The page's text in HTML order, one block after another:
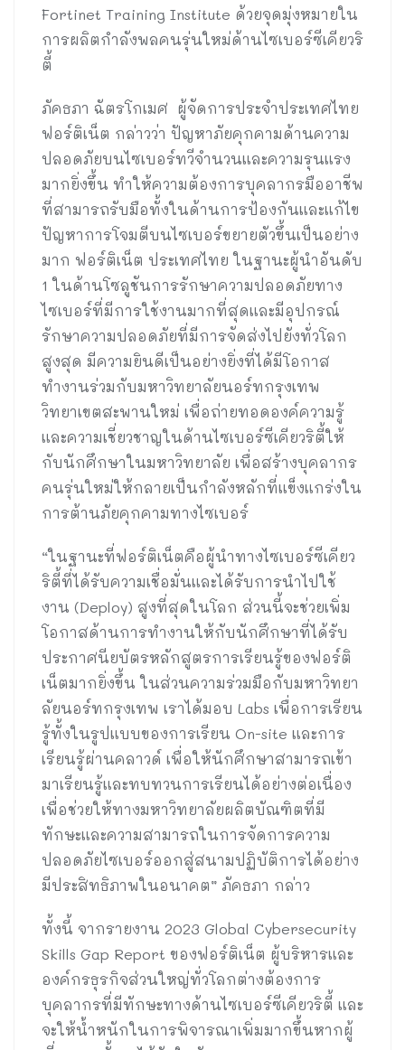
Fortinet Training Institute ด้วยจุดมุ่งหมายใน
การผลิตกำลังพลคนรุ่นใหม่ด้านไซเบอร์ซีเคียวริ
ตี้
ภัคธภา ฉัตรโกเมศ ผู้จัดการประจำประเทศไทย
ฟอร์ติเน็ต กล่าวว่า ปัญหาภัยคุกคามด้านความ
ปลอดภัยบนไซเบอร์ทวีจำนวนและความรุนแรง
มากยิ่งขึ้น ทำให้ความต้องการบุคลากรมืออาชีพ
ที่สามารถรับมือทั้งในด้านการป้องกันและแก้ไข
ปัญหาการโจมตีบนไซเบอร์ขยายตัวขึ้นเป็นอย่าง
มาก ฟอร์ติเน็ต ประเทศไทย ในฐานะผู้นำอันดับ
1 ในด้านโซลูชันการรักษาความปลอดภัยทาง
ไซเบอร์ที่มีการใช้งานมากที่สุดและมีอุปกรณ์
รักษาความปลอดภัยที่มีการจัดส่งไปยังทั่วโลก
สูงสุด มีความยินดีเป็นอย่างยิ่งที่ได้มีโอกาส
ทำงานร่วมกับมหาวิทยาลัยนอร์ทกรุงเทพ
วิทยาเขตสะพานใหม่ เพื่อถ่ายทอดองค์ความรู้
และความเชี่ยวชาญในด้านไซเบอร์ซีเคียวริตี้ให้
กับนักศึกษาในมหาวิทยาลัย เพื่อสร้างบุคลากร
คนรุ่นใหม่ให้กลายเป็นกำลังหลักที่แข็งแกร่งใน
การต้านภัยคุกคามทางไซเบอร์
“ในฐานะที่ฟอร์ติเน็ตคือผู้นำทางไซเบอร์ซีเคียว
ริตี้ที่ได้รับความเชื่อมั่นและได้รับการนำไปใช้
งาน (Deploy) สูงที่สุดในโลก ส่วนนี้จะช่วยเพิ่ม
โอกาสด้านการทำงานให้กับนักศึกษาที่ได้รับ
ประกาศนียบัตรหลักสูตรการเรียนรู้ของฟอร์ติ
เน็ตมากยิ่งขึ้น ในส่วนความร่วมมือกับมหาวิทยา
ลัยนอร์ทกรุงเทพ เราได้มอบ Labs เพื่อการเรียน
รู้ทั้งในรูปแบบของการเรียน On-site และการ
เรียนรู้ผ่านคลาวด์ เพื่อให้นักศึกษาสามารถเข้า
มาเรียนรู้และทบทวนการเรียนได้อย่างต่อเนื่อง
เพื่อช่วยให้ทางมหาวิทยาลัยผลิตบัณฑิตที่มี
ทักษะและความสามารถในการจัดการความ
ปลอดภัยไซเบอร์ออกสู่สนามปฏิบัติการได้อย่าง
มีประสิทธิภาพในอนาคต” ภัคธภา กล่าว
ทั้งนี้ จากรายงาน 2023 Global Cybersecurity
Skills Gap Report ของฟอร์ติเน็ต ผู้บริหารและ
องค์กรธุรกิจส่วนใหญ่ทั่วโลกต่างต้องการ
บุคลากรที่มีทักษะทางด้านไซเบอร์ซีเคียวริตี้ และ
จะให้น้ำหนักในการพิจารณาเพิ่มมากขึ้นหากผู้